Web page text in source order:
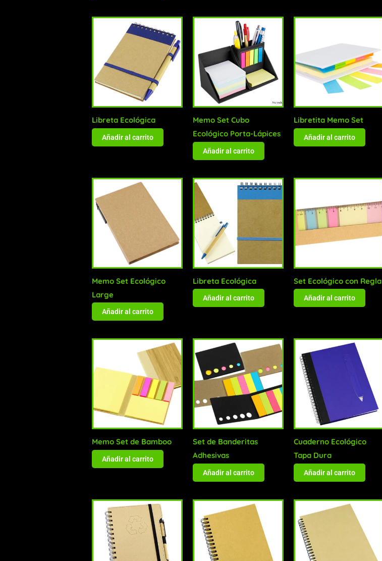
Libreta Ecológica
Añadir al carrito
Memo Set Cubo
Ecológico Porta-Lápices
Añadir al carrito
Libretita Memo Set
Añadir al carrito
Memo Set Ecológico
Large
Añadir al carrito
Libreta Ecológica
Añadir al carrito
Set Ecológico con Regla
Añadir al carrito
Memo Set de Bamboo
Añadir al carrito
Set de Banderitas
Adhesivas
Añadir al carrito
Cuaderno Ecológico
Tapa Dura
Añadir al carrito